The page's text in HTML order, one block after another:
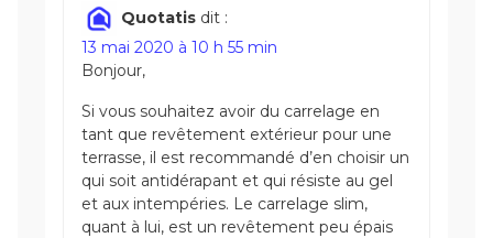
Quotatis dit :
13 mai 2020 à 10 h 55 min
Bonjour,
Si vous souhaitez avoir du carrelage en
tant que revêtement extérieur pour une
terrasse, il est recommandé d’en choisir un
qui soit antidérapant et qui résiste au gel
et aux intempéries. Le carrelage slim,
quant à lui, est un revêtement peu épais